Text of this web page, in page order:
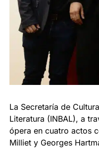
La Secretaría de
Literatura (INBAL), a
ópera en cuatro actos
Milliet y Georges